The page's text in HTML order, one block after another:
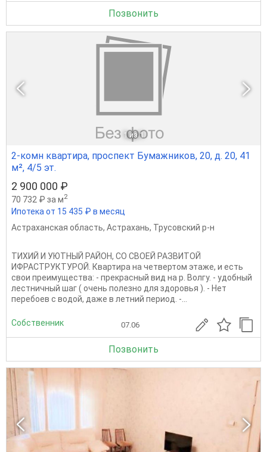
Позвонить
1 из 1
2-комн квартира, проспект Бумажников, 20, д. 20, 41
м², 4/5 эт.
2 900 000 ₽
70 732 ₽ за м2
Ипотека от 15 435 ₽ в месяц
Астраханская область, Астрахань, Трусовский р-н
ТИХИЙ И УЮТНЫЙ РАЙОН, СО СВОЕЙ РАЗВИТОЙ
ИФРАСТРУКТУРОЙ. Квартира на четвертом этаже, и есть
свои преимущества: - прекрасный вид на р. Волгу. - удобный
лестничный шаг ( очень полезно для здоровья ). - Нет
перебоев с водой, даже в летний период. -...
Собственник 07.06
Позвонить